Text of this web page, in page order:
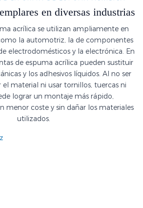
en diversas industrias
acrílica se utilizan ampliamente en
la automotriz, la de componentes
electrodomésticos y la electrónica. En
de espuma acrílica pueden sustituir
y los adhesivos líquidos. Al no ser
el material ni usar tornillos, tuercas ni
lograr un montaje más rápido,
menor coste y sin dañar los materiales
utilizados.